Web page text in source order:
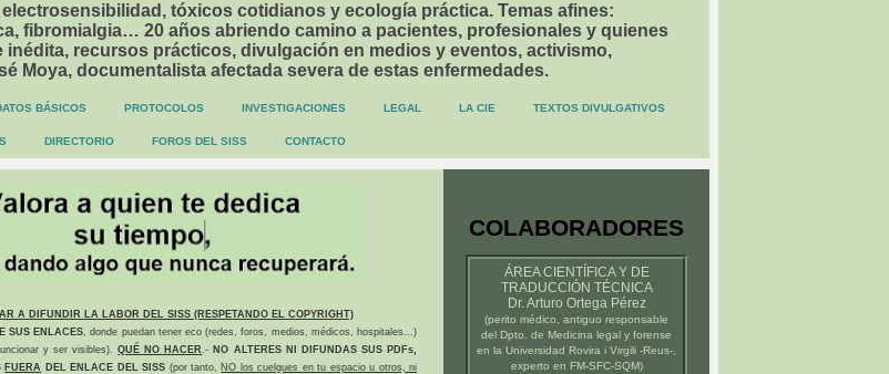
tóxicos cotidianos y ecología práctica. Temas afines:
fibromialgia… 20 años abriendo camino a pacientes, profesionales y quienes
recursos prácticos, divulgación en medios y eventos, activismo,
Moya, documentalista afectada severa de estas enfermedades.
BÁSICOS PROTOCOLOS INVESTIGACIONES LEGAL LA CIE TEXTOS DIVULGATIVOS
DIRECTORIO FOROS DEL SISS CONTACTO
A DIFUNDIR LA LABOR DEL SISS (RESPETANDO EL COPYRIGHT)
SUS ENLACES, donde puedan tener eco (redes, foros, medios, médicos, hospitales...)
y ser visibles).QUÉ NO HACER.- NO ALTERES NI DIFUNDAS SUS PDFs,
FUERA DEL ENLACE DEL SISS (por tanto, NO los cuelgues en tu espacio u otros, ni
COLABORADORES
ÁREA CIENTÍFICA Y DE
TRADUCCIÓN TÉCNICA
Dr. Arturo Ortega Pérez
(perito médico , antiguo responsable
del Dpto. de Medicina legal y forense
en la Universidad Rovira i Virgili -Reus-
experto en FM-SFC-SQM)